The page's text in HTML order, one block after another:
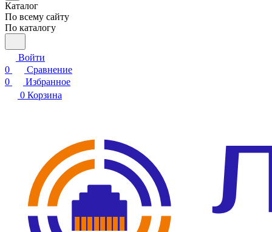
Каталог
По всему сайту
По каталогу
Войти
0
Сравнение
0
Избранное
0 Корзина